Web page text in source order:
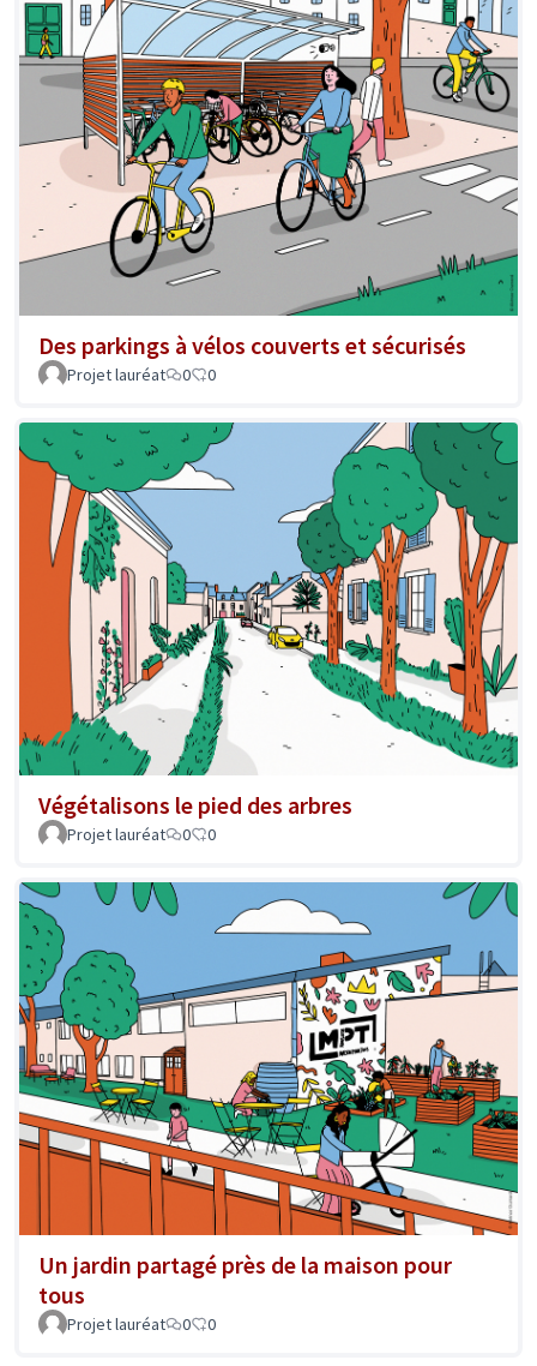
Des parkings à vélos couverts et sécurisés
Projet lauréat 0 0
Végétalisons le pied des arbres
Projet lauréat 0 0
Un jardin partagé près de la maison pour
tous
Projet lauréat 0 0